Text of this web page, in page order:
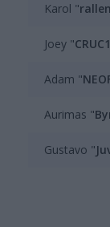
Karol "rallen
Joey "
Adam "
Aurimas "⁠
Gustavo "